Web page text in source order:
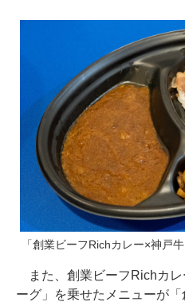
「創業ビーフRichカレー×神戸
また、創業ビーフRichカレ
ーグ」を乗せたメニューが